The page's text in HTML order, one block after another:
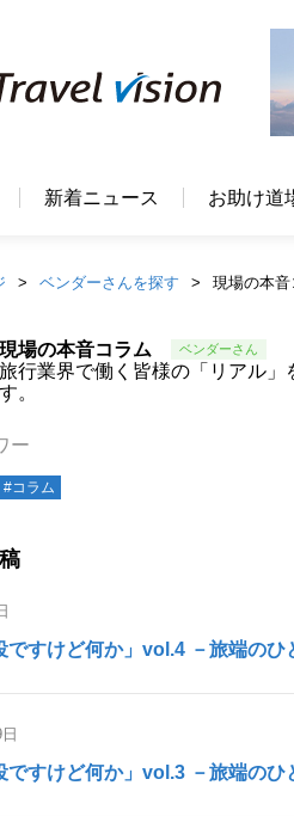
新着ニュース お助け道
ベンダーさんを探す 現場の本音
現場の本音コラム
旅行業界で働く皆様の「リアル
す。
ー
#コラム
ですけど何か」vol.4 －旅端の
ですけど何か」vol.3 －旅端の